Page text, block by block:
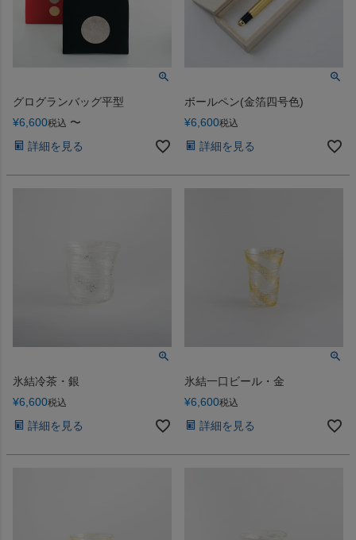
グログランバッグ平型
¥6,600税込 〜
詳細を見る
ボールペン(金箔四号色)
¥6,600税込
詳細を見る
氷結冷茶・銀
¥6,600税込
詳細を見る
氷結一口ビール・金
¥6,600税込
詳細を見る